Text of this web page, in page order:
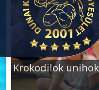
Krokodilok